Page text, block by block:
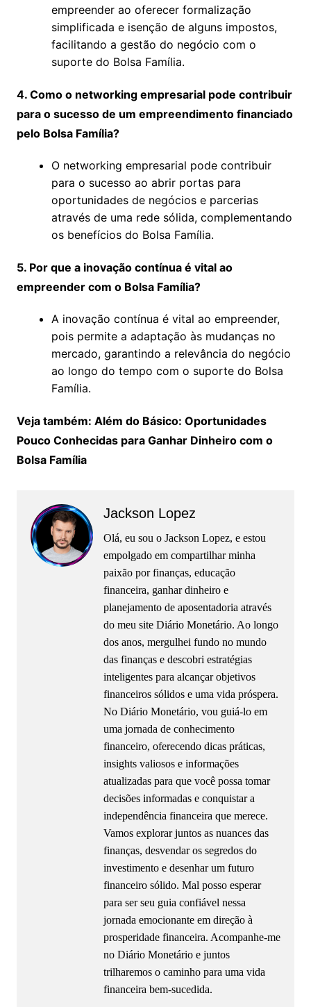
empreender ao oferecer formalização
simplificada e isenção de alguns impostos,
facilitando a gestão do negócio com o
suporte do Bolsa Família.
4. Como o networking empresarial pode contribuir
para o sucesso de um empreendimento financiado
pelo Bolsa Família?
O networking empresarial pode contribuir
para o sucesso ao abrir portas para
oportunidades de negócios e parcerias
através de uma rede sólida, complementando
os benefícios do Bolsa Família.
5. Por que a inovação contínua é vital ao
empreender com o Bolsa Família?
A inovação contínua é vital ao empreender,
pois permite a adaptação às mudanças no
mercado, garantindo a relevância do negócio
ao longo do tempo com o suporte do Bolsa
Família.
Veja também: Além do Básico: Oportunidades
Pouco Conhecidas para Ganhar Dinheiro com o
Bolsa Família
Jackson Lopez
Olá, eu sou o Jackson Lopez, e estou
empolgado em compartilhar minha
paixão por finanças, educação
financeira, ganhar dinheiro e
planejamento de aposentadoria através
do meu site Diário Monetário. Ao longo
dos anos, mergulhei fundo no mundo
das finanças e descobri estratégias
inteligentes para alcançar objetivos
financeiros sólidos e uma vida próspera.
No Diário Monetário, vou guiá-lo em
uma jornada de conhecimento
financeiro, oferecendo dicas práticas,
insights valiosos e informações
atualizadas para que você possa tomar
decisões informadas e conquistar a
independência financeira que merece.
Vamos explorar juntos as nuances das
finanças, desvendar os segredos do
investimento e desenhar um futuro
financeiro sólido. Mal posso esperar
para ser seu guia confiável nessa
jornada emocionante em direção à
prosperidade financeira. Acompanhe-me
no Diário Monetário e juntos
trilharemos o caminho para uma vida
financeira bem-sucedida.